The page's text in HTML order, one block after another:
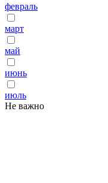
февраль
март
май
июнь
июль
Не важно